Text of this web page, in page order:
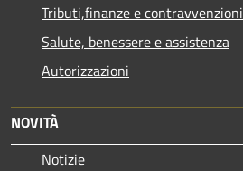
Tributi,finanze e contravvenzioni
Salute, benessere e assistenza
Autorizzazioni
NOVITÀ
Notizie